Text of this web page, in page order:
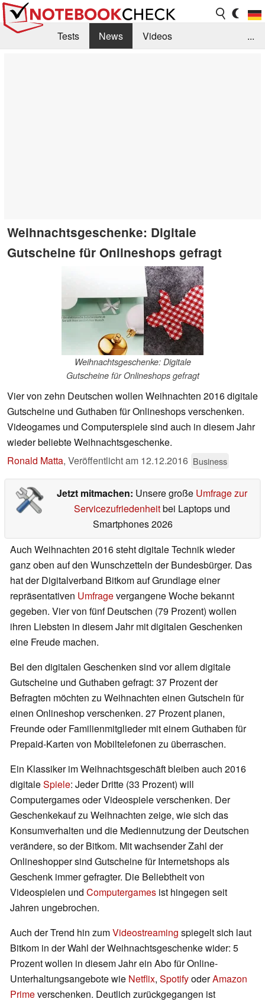
Tests News
Videos
...
Weihnachtsgeschenke: Digitale
Gutscheine für Onlineshops gefragt
Weihnachtsgeschenke: Digitale
Gutscheine für Onlineshops gefragt
Vier von zehn Deutschen wollen Weihnachten 2016 digitale
Gutscheine und Guthaben für Onlineshops verschenken.
Videogames und Computerspiele sind auch in diesem Jahr
wieder beliebte Weihnachtsgeschenke.
Ronald Matta, Veröffentlicht am 12.12.2016 Business
Jetzt mitmachen: Unsere große Umfrage zur
Servicezufriedenheitbei Laptops und
Smartphones 2026
Auch Weihnachten 2016 steht digitale Technik wieder
ganz oben auf den Wunschzetteln der Bundesbürger. Das
hat der Digitalverband Bitkom auf Grundlage einer
repräsentativen Umfragevergangene Woche bekannt
gegeben. Vier von fünf Deutschen (79 Prozent) wollen
ihren Liebsten in diesem Jahr mit digitalen Geschenken
eine Freude machen.
Bei den digitalen Geschenken sind vor allem digitale
Gutscheine und Guthaben gefragt: 37 Prozent der
Befragten möchten zu Weihnachten einen Gutschein für
einen Onlineshop verschenken. 27 Prozent planen,
Freunde oder Familienmitglieder mit einem Guthaben für
Prepaid-Karten von Mobiltelefonen zu überraschen.
Ein Klassiker im Weihnachtsgeschäft bleiben auch 2016
digitaleSpiele: Jeder Dritte (33 Prozent) will
Computergames oder Videospiele verschenken. Der
Geschenkekauf zu Weihnachten zeige, wie sich das
Konsumverhalten und die Mediennutzung der Deutschen
verändere, so der Bitkom. Mit wachsender Zahl der
Onlineshopper sind Gutscheine für Internetshops als
Geschenk immer gefragter. Die Beliebtheit von
Videospielen und Computergames ist hingegen seit
Jahren ungebrochen.
Auch der Trend hin zumVideostreaming spiegelt sich laut
Bitkom in der Wahl der Weihnachtsgeschenke wider: 5
Prozent wollen in diesem Jahr ein Abo für Online-
Unterhaltungsangebote wie Netflix, SpotifyoderAmazon
Primeverschenken. Deutlich zurückgegangen ist